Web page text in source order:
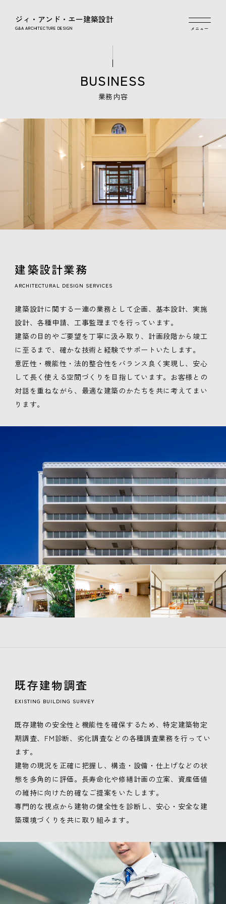
ジィ・アンド・エー建築設計
G&A ARCHITECTURE DESIGN
BUSINESS
業務内容
建築設計業務
ARCHITECTURAL DESIGN SERVICES
建築設計に関する一連の業務として企画、基本設計、実施
設計、各種申請、工事監理までを行っています。
建築の目的やご要望を丁寧に汲み取り、計画段階から竣工
に至るまで、確かな技術と経験でサポートいたします。
意匠性・機能性・法的整合性をバランス良く実現し、安心
して長く使える空間づくりを目指しています。お客様との
対話を重ねながら、最適な建築のかたちを共に考えてまい
ります。
既存建物調査
EXISTING BUILDING SURVEY
既存建物の安全性と機能性を確保するため、特定建築物定
期調査、FM診断、劣化調査などの各種調査業務を行ってい
ます。
建物の現況を正確に把握し、構造・設備・仕上げなどの状
態を多角的に評価。長寿命化や修繕計画の立案、資産価値
の維持に向けた的確なご提案をいたします。
専門的な視点から建物の健全性を診断し、安心・安全な建
築環境づくりを共に取り組みます。